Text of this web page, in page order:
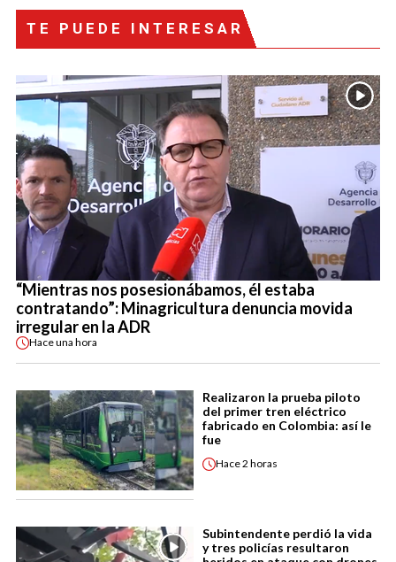
TE PUEDE INTERESAR
“Mientras nos posesionábamos, él estaba
contratando”: Minagricultura denuncia movida
irregular en la ADR
Haceuna hora
Realizaron la prueba piloto
del primer tren eléctrico
fabricado en Colombia: así le
fue
Hace2 horas
Subintendente perdió la vida
y tres policías resultaron